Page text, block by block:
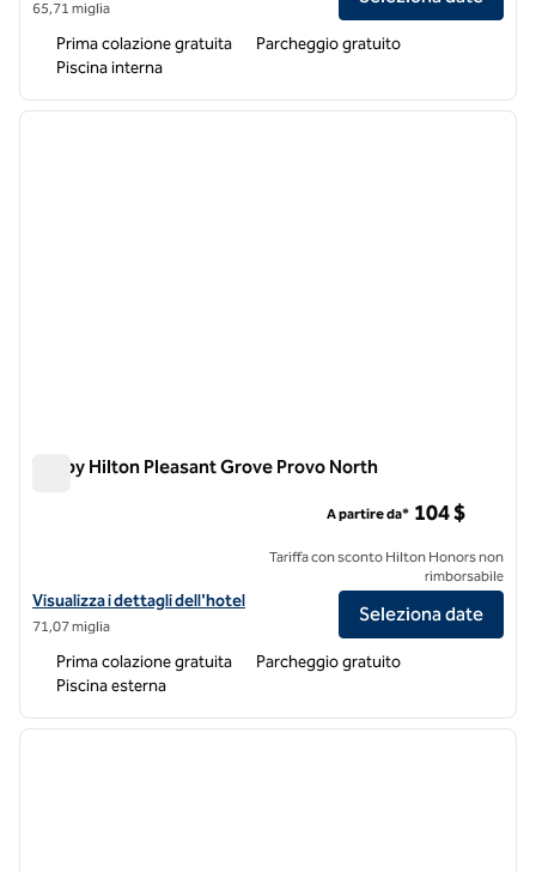
65,71 miglia
Prima colazione gratuita
Parcheggio gratuito
Piscina interna
1 di 12
Tru by Hilton Pleasant Grove Provo North
Visualizza i dettagli dell'hotel Tru by Hilton Pleasant Grove Provo
Visualizza i dettagli dell'hotel
71,07 miglia
A partire da* 104 $
Tariffa con sconto Hilton Honors non
rimborsabile
Seleziona date
Prima colazione gratuita
Parcheggio gratuito
Piscina esterna
1 di 5